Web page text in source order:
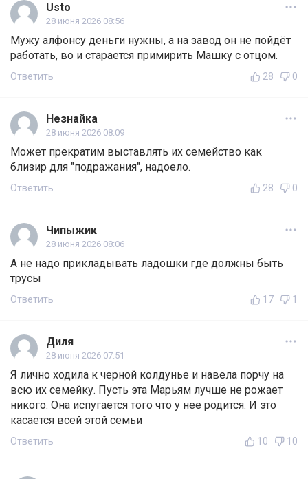
Usto
28 июня 2026 08:56
Мужу алфонсу деньги нужны, а на завод он не пойдёт
работать, во и старается примирить Машку с отцом.
Ответить 28 0
Незнайка
28 июня 2026 08:09
Может прекратим выставлять их семейство как
близир для "подражания", надоело.
Ответить 28 0
Чипыжик
28 июня 2026 08:06
А не надо прикладывать ладошки где должны быть
трусы
Ответить 17 1
Диля
28 июня 2026 07:51
Я лично ходила к черной колдунье и навела порчу на
всю их семейку. Пусть эта Марьям лучше не рожает
никого. Она испугается того что у нее родится. И это
касается всей этой семьи
Ответить 10 10